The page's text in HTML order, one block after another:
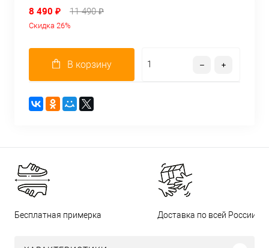
8 490 ₽ 11 490 ₽
Скидка 26%
В корзину
Бесплатная примерка Доставка по всей России